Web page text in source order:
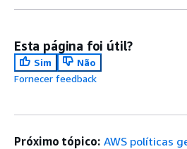
Esta página foi útil?
Sim
Não
Fornecer feedback
Próximo tópico: AWS políticas